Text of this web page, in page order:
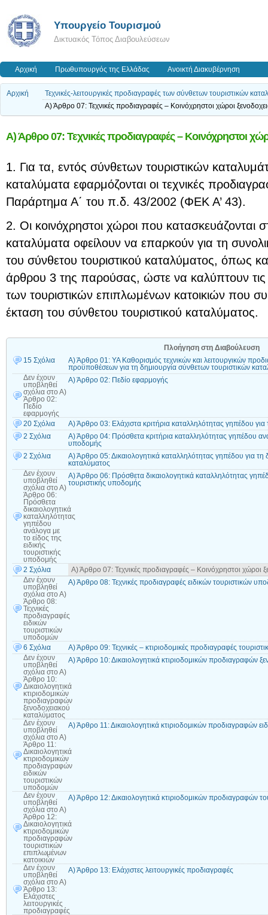
Υπουργείο Τουρισμού
Δικτυακός Τόπος Διαβουλεύσεων
Αρχική Πρωθυπουργός της Ελλάδας Ανοικτή Διακυβέρνηση
Αρχική
Τεχνικές-λειτουργικές προδιαγραφές των σύνθετων τουριστικών
Α) Άρθρο 07: Τεχνικές προδιαγραφές – Κοινόχρηστοι χώροι
Α) Άρθρο 07: Τεχνικές προδιαγραφές – Κοινόχρηστοι
1. Για τα, εντός σύνθετων τουριστικών
καταλύματα εφαρμόζονται οι τεχνικές
Παράρτημα Α΄ του π.δ. 43/2002 (ΦΕΚ Α’ 43).
2. Οι κοινόχρηστοι χώροι που κατασκευάζονται
καταλύματα οφείλουν να επαρκούν για τη
του σύνθετου τουριστικού καταλύματος, όπως
άρθρου 3 της παρούσας, ώστε να καλύπτουν
των τουριστικών επιπλωμένων κατοικιών που
έκταση του σύνθετου τουριστικού καταλύματος.
Πλοήγηση στη Διαβούλευση
15 Σχόλια
Α) Άρθρο 01: ΥΑ Καθορισμός τεχνικών και λειτουργικών
προϋποθέσεων για τη δημιουργία σύνθετων τουριστικών
Δεν έχουν
υποβληθεί
σχόλια στο Α)
Άρθρο 02:
Πεδίο
εφαρμογής
Α) Άρθρο 02: Πεδίο εφαρμογής
20 Σχόλια
Α) Άρθρο 03: Ελάχιστα κριτήρια καταλληλότητας γηπέδου για
2 Σχόλια
Α) Άρθρο 04: Πρόσθετα κριτήρια καταλληλότητας γηπέδου
υποδομής
2 Σχόλια
Α) Άρθρο 05: Δικαιολογητικά καταλληλότητας γηπέδου για τη
καταλύματος
Δεν έχουν
υποβληθεί
σχόλια στο Α)
Άρθρο 06:
Πρόσθετα
δικαιολογητικά
καταλληλότητας
γηπέδου
ανάλογα με
το είδος της
ειδικής
τουριστικής
υποδομής
Α) Άρθρο 06: Πρόσθετα δικαιολογητικά καταλληλότητας
τουριστικής υποδομής
2 Σχόλια
Α) Άρθρο 07: Τεχνικές προδιαγραφές – Κοινόχρηστοι χώροι
Δεν έχουν
υποβληθεί
σχόλια στο Α)
Άρθρο 08:
Τεχνικές
προδιαγραφές
ειδικών
τουριστικών
υποδομών
Α) Άρθρο 08: Τεχνικές προδιαγραφές ειδικών τουριστικών
6 Σχόλια
Α) Άρθρο 09: Τεχνικές – κτιριοδομικές προδιαγραφές
Δεν έχουν
υποβληθεί
σχόλια στο Α)
Άρθρο 10:
Δικαιολογητικά
κτιριοδομικών
προδιαγραφών
ξενοδοχειακού
καταλύματος
Α) Άρθρο 10: Δικαιολογητικά κτιριοδομικών προδιαγραφών
Δεν έχουν
υποβληθεί
σχόλια στο Α)
Άρθρο 11:
Δικαιολογητικά
κτιριοδομικών
προδιαγραφών
ειδικών
τουριστικών
υποδομών
Α) Άρθρο 11: Δικαιολογητικά κτιριοδομικών προδιαγραφών
Δεν έχουν
υποβληθεί
σχόλια στο Α)
Άρθρο 12:
Δικαιολογητικά
κτιριοδομικών
προδιαγραφών
τουριστικών
επιπλωμένων
κατοικιών
Α) Άρθρο 12: Δικαιολογητικά κτιριοδομικών προδιαγραφών
Δεν έχουν
υποβληθεί
σχόλια στο Α)
Άρθρο 13:
Ελάχιστες
λειτουργικές
προδιαγραφές
Α) Άρθρο 13: Ελάχιστες λειτουργικές προδιαγραφές